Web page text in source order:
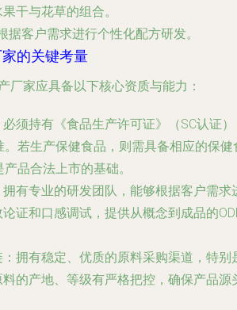
果干与花草的组合。
据客户需求进行个性化配方研发。
的关键考量
厂家应具备以下核心资质与能力：
必须持有《食品生产许可证》（SC认证
。若生产保健食品，则需具备相应的保健
品合法上市的基础。
拥有专业的研发团队，能够根据客户需求
证和口感调试，提供从概念到成品的
：拥有稳定、优质的原料采购渠道，特别
的产地、等级有严格把控，确保产品源